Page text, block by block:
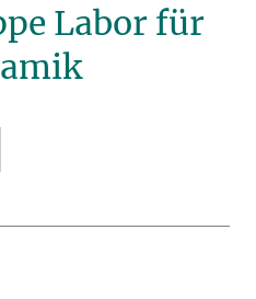
Labor für